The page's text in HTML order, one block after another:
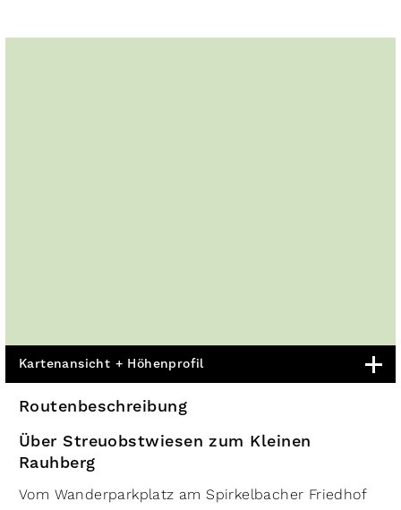
Kartenansicht + Höhenprofil
Routenbeschreibung
Über Streuobstwiesen zum Kleinen
Rauhberg
Vom Wanderparkplatz am Spirkelbacher Friedhof